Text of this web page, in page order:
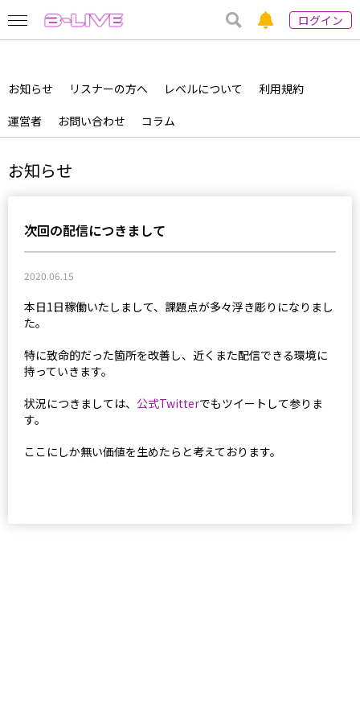
ログイン
お知らせ リスナーの方へ レベルについて
利用規約
運営者
お問い合わせ コラム
お知らせ
次回の配信につきまして
2020.06.15
本日1日稼働いたしまして、課題点が多々浮き彫りになりまし
た。
特に致命的だった箇所を改善し、近くまた配信できる環境に
持っていきます。
状況につきましては、 公式Twitterでもツイートして参りま
す。
ここにしか無い価値を生めたらと考えております。